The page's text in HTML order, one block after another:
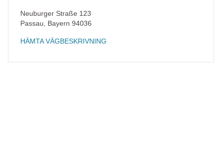
Neuburger Straße 123
Passau
Bayern 94036
HÄMTA VÄGBESKRIVNING